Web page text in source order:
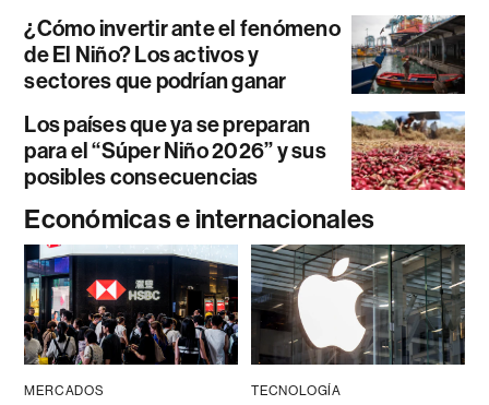
¿Cómo invertir ante el fenómeno
de El Niño? Los activos y
sectores que podrían ganar
Los países que ya se preparan
para el “Súper Niño 2026” y sus
posibles consecuencias
Económicas e internacionales
MERCADOS TECNOLOGÍA